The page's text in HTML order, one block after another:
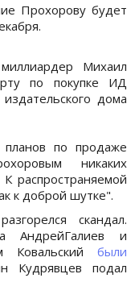
Прохорову будет
Михаил
по покупке ИД
дома
по продаже
никаких
распространяемой
к доброй шутке".
скандал.
АндрейГалиев и
Ковальский были
Кудрявцев подал